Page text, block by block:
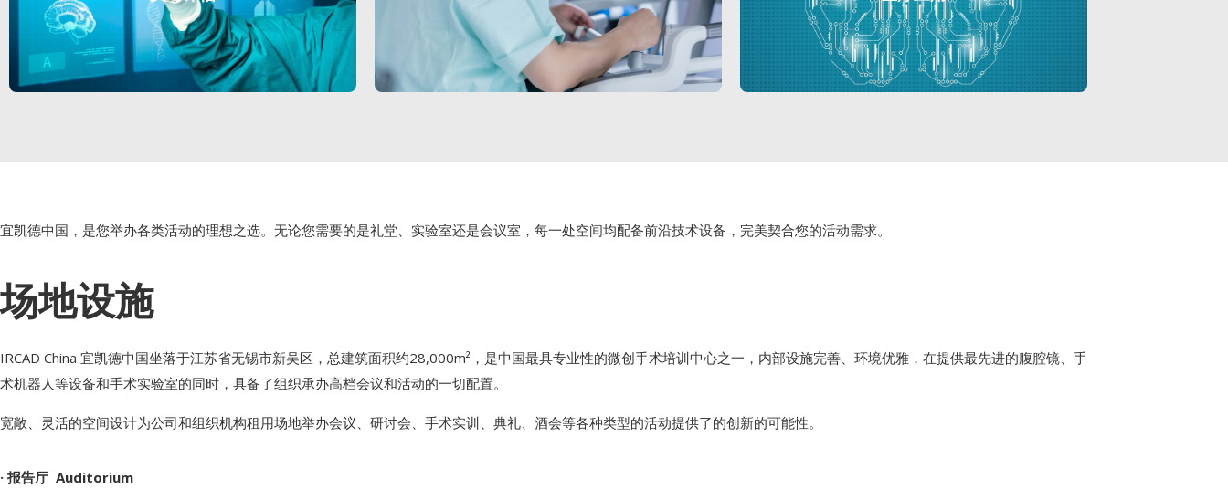
宜凯德中国，是您举办各类活动的理想之选。无论您需要的是礼堂、实验室还是会议室，每一处空间均配备前沿技术设备，完美契合您的活动需求。
场地设施
IRCAD China 宜凯德中国坐落于江苏省无锡市新吴区，总建筑面积约28,000m²，是中国最具专业性的微创手术培训中心之一，内部设施完善、环境优雅，在提供最先进的腹腔镜、手
术机器人等设备和手术实验室的同时，具备了组织承办高档会议和活动的一切配置。
宽敞、灵活的空间设计为公司和组织机构租用场地举办会议、研讨会、手术实训、典礼、酒会等各种类型的活动提供了的创新的可能性。
· 报告厅 Auditorium